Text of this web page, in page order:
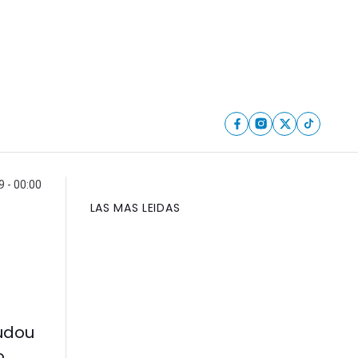
- 00:00
LAS MAS LEIDAS